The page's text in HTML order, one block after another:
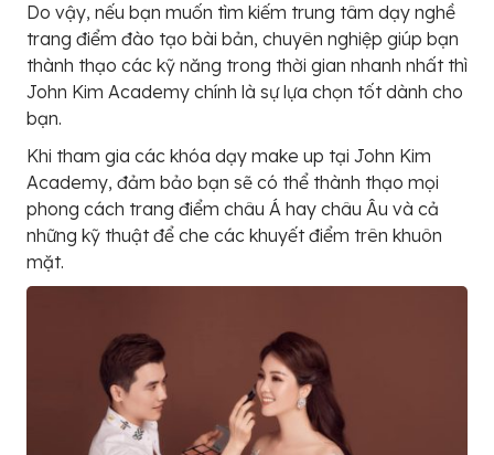
Do vậy, nếu bạn muốn tìm kiếm trung tâm dạy nghề
trang điểm đào tạo bài bản, chuyên nghiệp giúp bạn
thành thạo các kỹ năng trong thời gian nhanh nhất thì
John Kim Academy chính là sự lựa chọn tốt dành cho
bạn.
Khi tham gia các khóa dạy make up tại John Kim
Academy, đảm bảo bạn sẽ có thể thành thạo mọi
phong cách trang điểm châu Á hay châu Âu và cả
những kỹ thuật để che các khuyết điểm trên khuôn
mặt.